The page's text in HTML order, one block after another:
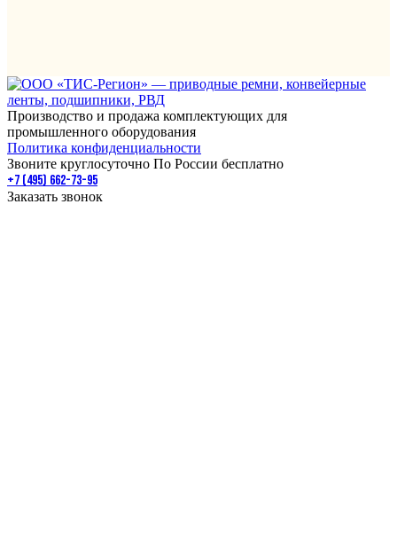
Производство и продажа комплектующих для
промышленного оборудования
Политика конфиденциальности
Звоните круглосуточно По России бесплатно
+7 (495) 662-73-95
Заказать звонок